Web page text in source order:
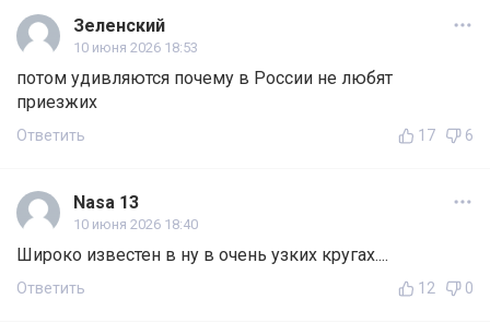
Зеленский
10 июня 2026 18:53
потом удивляются почему в России не любят
приезжих
Ответить 17 6
Nasa 13
10 июня 2026 18:40
Широко известен в ну в очень узких кругах....
Ответить 12 0